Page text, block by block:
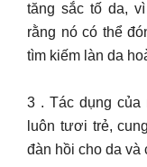
tăng sắc tố da,
rằng nó có thể
tìm kiếm làn da
3 . Tác dụng của
luôn tươi trẻ,
đàn hồi cho da và